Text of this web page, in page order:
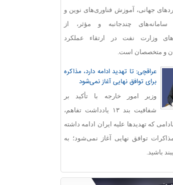
جهانی، آموزش فناوری‌های نوین و
سامانه‌های چندجانبه و مؤثر، از
وزارت نفت در ارتقاء عملکرد
و متخصصان است.
عراقچی: تا تهدید ادامه دارد، مذاکره
برای توافق نهایی آغاز نمی‌شود
وزیر امور خارجه با تأکید بر
شفافیت بند ۱۳ یادداشت تفاهم،
که تهدیدها علیه ایران ادامه داشته
توافق نهایی آغاز نمی‌شود؛ به
باشید.